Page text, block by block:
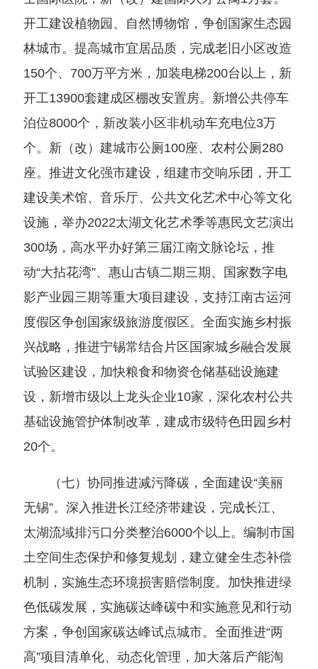
开工建设植物园、自然博物馆，争创国家生态园
林城市。提高城市宜居品质，完成老旧小区改造
150个、700万平方米，加装电梯200台以上，新
开工13900套建成区棚改安置房。新增公共停车
泊位8000个，新改装小区非机动车充电位3万
个。新（改）建城市公厕100座、农村公厕280
座。推进文化强市建设，组建市交响乐团，开工
建设美术馆、音乐厅、公共文化艺术中心等文化
设施，举办2022太湖文化艺术季等惠民文艺演出
300场，高水平办好第三届江南文脉论坛，推
动“大拈花湾”、惠山古镇二期三期、国家数字电
影产业园三期等重大项目建设，支持江南古运河
度假区争创国家级旅游度假区。全面实施乡村振
兴战略，推进宁锡常结合片区国家城乡融合发展
试验区建设，加快粮食和物资仓储基础设施建
设，新增市级以上龙头企业10家，深化农村公共
基础设施管护体制改革，建成市级特色田园乡村
20个。
（七）协同推进减污降碳，全面建设“美丽
无锡”。深入推进长江经济带建设，完成长江、
太湖流域排污口分类整治6000个以上。编制市国
土空间生态保护和修复规划，建立健全生态补偿
机制，实施生态环境损害赔偿制度。加快推进绿
色低碳发展，实施碳达峰碳中和实施意见和行动
方案，争创国家碳达峰试点城市。全面推进“两
高”项目清单化、动态化管理，加大落后产能淘